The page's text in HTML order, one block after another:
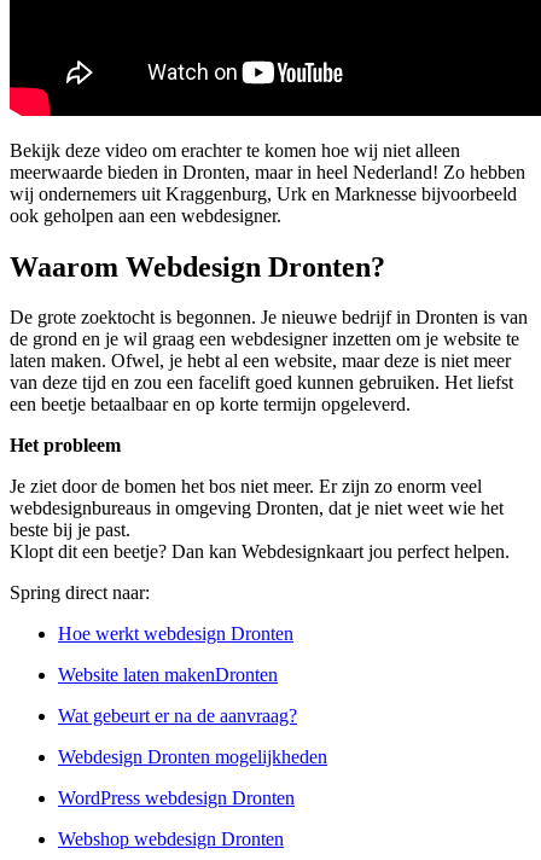
Bekijk deze video om erachter te komen hoe wij niet alleen
meerwaarde bieden in Dronten, maar in heel Nederland! Zo hebben
wij ondernemers uit Kraggenburg, Urk en Marknesse bijvoorbeeld
ook geholpen aan een webdesigner.
Waarom Webdesign Dronten?
De grote zoektocht is begonnen. Je nieuwe bedrijf in Dronten is van
de grond en je wil graag een webdesigner inzetten om je website te
laten maken. Ofwel, je hebt al een website, maar deze is niet meer
van deze tijd en zou een facelift goed kunnen gebruiken. Het liefst
een beetje betaalbaar en op korte termijn opgeleverd.
Het probleem
Je ziet door de bomen het bos niet meer. Er zijn zo enorm veel
webdesignbureaus in omgeving Dronten, dat je niet weet wie het
beste bij je past.
Klopt dit een beetje? Dan kan Webdesignkaart jou perfect helpen.
Spring direct naar:
Hoe werkt webdesign Dronten
Website laten makenDronten
Wat gebeurt er na de aanvraag?
Webdesign Dronten mogelijkheden
WordPress webdesign Dronten
Webshop webdesign Dronten